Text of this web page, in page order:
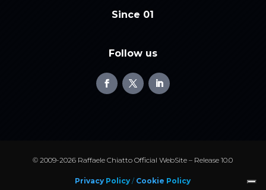
Since 01
Follow us
© 2009-2026 Raffaele Chiatto Official WebSite – Release 10.0
Privacy Policy / Cookie Policy